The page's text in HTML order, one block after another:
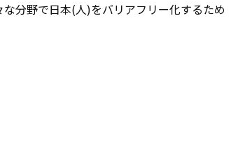
分野で日本(人)をバリアフリー化するため